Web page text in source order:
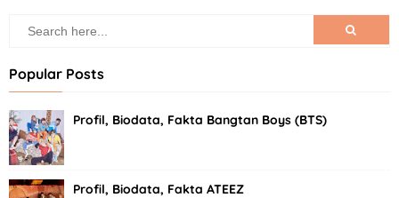
Popular Posts
Profil, Biodata, Fakta Bangtan Boys (BTS)
Profil, Biodata, Fakta ATEEZ